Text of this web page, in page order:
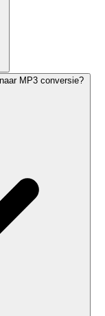
MP3 conversie?